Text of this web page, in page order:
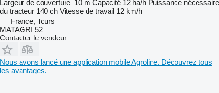
Largeur de couverture 10 m Capacité 12 ha/h Puissance nécessaire
du tracteur 140 ch Vitesse de travail 12 km/h
France, Tours
MATAGRI 52
Contacter le vendeur
Nous avons lancé une application mobile Agroline. Découvrez tous
les avantages.